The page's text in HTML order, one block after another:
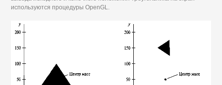
используются процедуры OpenGL.